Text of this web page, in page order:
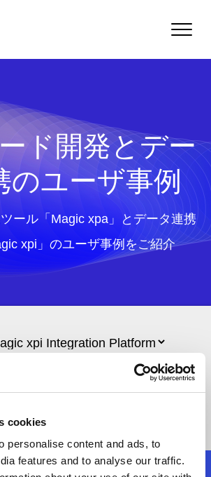
cookies
personalise content and ads, to
features and to analyse our traffic.
Toggle
ド開発とデー
のユーザ事例
ール「Magic xpa」とデータ連携
xpi」のユーザ事例をご紹介